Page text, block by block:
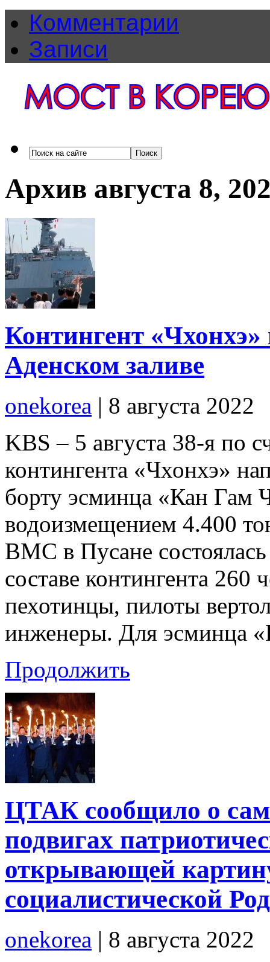
Комментарии
Записи
Архив августа 8,
Контингент
Аденском заливе
onekorea | 8 августа 2022
KBS – 5 августа 38-я по
контингента «Чхонхэ»
борту эсминца «Кан Гам
водоизмещением 4.400
ВМС в Пусане
составе контингента 260
пехотинцы, пилоты
инженеры. Для эсминца
Продолжить
ЦТАК сообщило о
подвигах
открывающей
социалистической
onekorea | 8 августа 2022